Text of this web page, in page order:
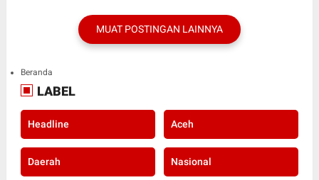
MUAT POSTINGAN LAINNYA
Beranda
LABEL
Headline Aceh
Daerah Nasional